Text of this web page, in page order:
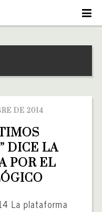
DE 2014
DICE LA
POR EL
La plataforma